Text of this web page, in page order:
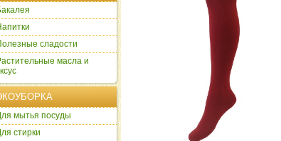
сладости
масла и
мытья посуды
стирки